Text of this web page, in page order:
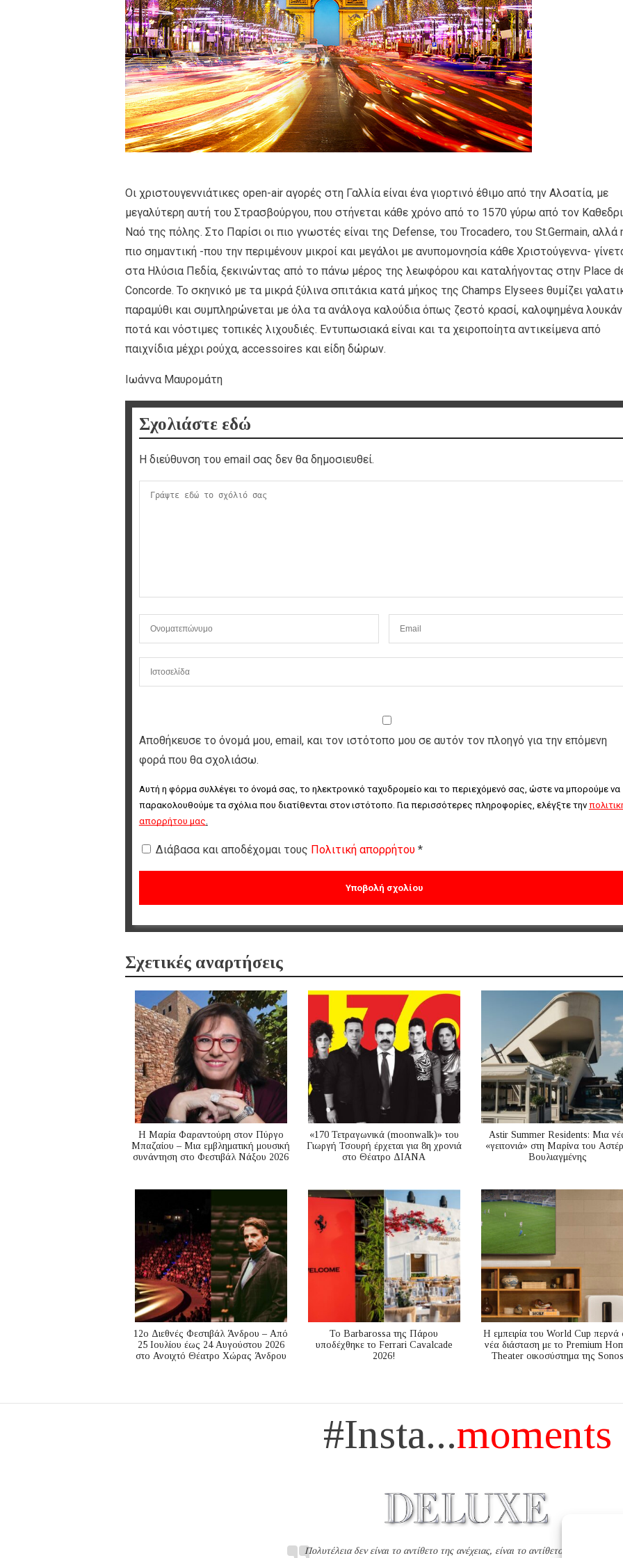
Oι χριστουγεννιάτικες open-air αγορές στη Γαλλία είναι ένα γιορτινό έθιμο από την Αλσατία, με
μεγαλύτερη αυτή του Στρασβούργου, που στήνεται κάθε χρόνο από το 1570 γύρω από τον
Ναό της πόλης. Στο Παρίσι οι πιο γνωστές είναι της Defense, του Τrocadero, του St.Germain, αλλά
πιο σημαντική -που την περιμένουν μικροί και μεγάλοι με ανυπομονησία κάθε Χριστούγεννα-
στα Ηλύσια Πεδία, ξεκινώντας από το πάνω μέρος της λεωφόρου και καταλήγοντας στην Place
Concorde. To σκηνικό με τα μικρά ξύλινα σπιτάκια κατά μήκος της Champs Elysees θυμίζει
παραμύθι και συμπληρώνεται με όλα τα ανάλογα καλούδια όπως ζεστό κρασί, καλοψημένα
ποτά και νόστιμες τοπικές λιχουδιές. Εντυπωσιακά είναι και τα χειροποίητα αντικείμενα από
παιχνίδια μέχρι ρούχα, accessoires και είδη δώρων.
Ιωάννα Μαυρομάτη
Σχολιάστε εδώ
Η διεύθυνση του email σας δεν θα δημοσιευθεί.
Αποθήκευσε το όνομά μου, email, και τον ιστότοπο μου σε αυτόν τον πλοηγό για την επόμενη
φορά που θα σχολιάσω.
Αυτή η φόρμα συλλέγει το όνομά σας, το ηλεκτρονικό ταχυδρομείο και το περιεχόμενό σας, ώστε να μπορούμε να
παρακολουθούμε τα σχόλια που διατίθενται στον ιστότοπο. Για περισσότερες πληροφορίες, ελέγξτε την
απορρήτου μας.
Διάβασα και αποδέχομαι τους Πολιτική απορρήτου *
Σχετικές αναρτήσεις
Η Μαρία Φαραντούρη στον Πύργο
Μπαζαίου – Μια εμβληματική μουσική
συνάντηση στο Φεστιβάλ Νάξου 2026
«170 Τετραγωνικά (moonwalk)» του
Γιωργή Τσουρή έρχεται για 8η χρονιά
στο Θέατρο ΔΙΑΝΑ
Astir Summer Residents: Μια
«γειτονιά» στη Μαρίνα του
Βουλιαγμένης
12ο Διεθνές Φεστιβάλ Άνδρου – Από
25 Ιουλίου έως 24 Αυγούστου 2026
στο Ανοιχτό Θέατρο Χώρας Άνδρου
Το Barbarossa της Πάρου
υποδέχθηκε το Ferrari Cavalcade
2026!
Η εμπειρία του World Cup περνά
νέα διάσταση με το Premium
Theater οικοσύστημα της Sonos
#Insta...moments
Πολυτέλεια δεν είναι το αντίθετο της ανέχειας, είναι το αντίθετο της